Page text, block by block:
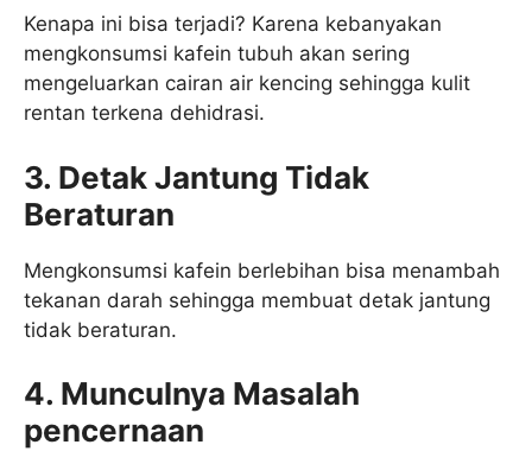
Kenapa ini bisa terjadi? Karena kebanyakan
mengkonsumsi kafein tubuh akan sering
mengeluarkan cairan air kencing sehingga kulit
rentan terkena dehidrasi.
3. Detak Jantung Tidak
Beraturan
Mengkonsumsi kafein berlebihan bisa menambah
tekanan darah sehingga membuat detak jantung
tidak beraturan.
4. Munculnya Masalah
pencernaan